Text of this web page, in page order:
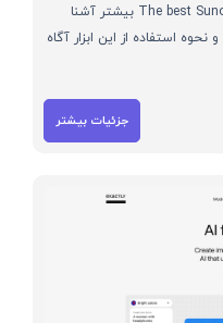
با هوش مصنوعی The best Suno AI Lyrics Generator بیشتر آشنا
استفاده از این ابزار آگاه
جزئیات بیشتر